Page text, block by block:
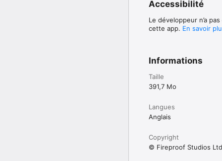
Accessibilité
Le développeur n’a
cette app. En savoir
Informations
Taille
391,7 Mo
Langues
Anglais
Copyright
© Fireproof Studios Ltd